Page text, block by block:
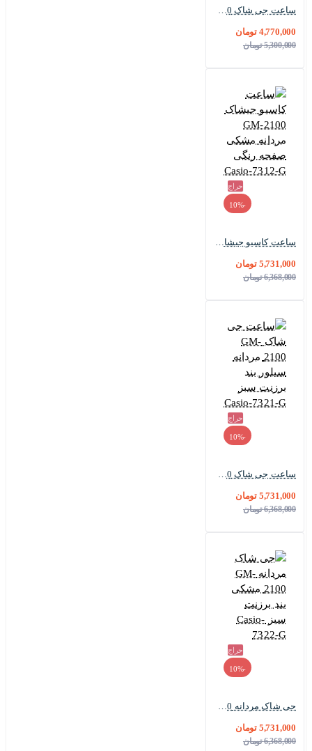
ساعت جی شاک GM5600 مردانه سیلور مشکی Casio-5867-G
4,770,000 تومان
5,300,000 تومان
حراج
-10%
ساعت کاسیو جیشاک GM-2100 مردانه مشکی صفحه رنگی Casio-7312-G
5,731,000 تومان
6,368,000 تومان
حراج
-10%
ساعت جی شاک GM-2100 مردانه سیلور بند برزنت سبز Casio-7321-G
5,731,000 تومان
6,368,000 تومان
حراج
-10%
جی شاک مردانه GM-2100 مشکی بند برزنت سبز Casio-7322-G
5,731,000 تومان
6,368,000 تومان